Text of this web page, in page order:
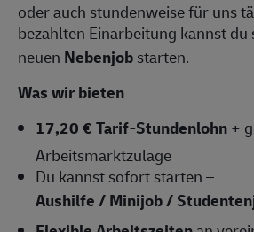
oder auch stundenweise für uns
bezahlten Einarbeitung kannst
neuen Nebenjobstarten.
Was wir bieten
17,20 € Tarif-Stundenlohn+
Arbeitsmarktzulage
Du kannst sofort starten –
Aushilfe / Minijob /